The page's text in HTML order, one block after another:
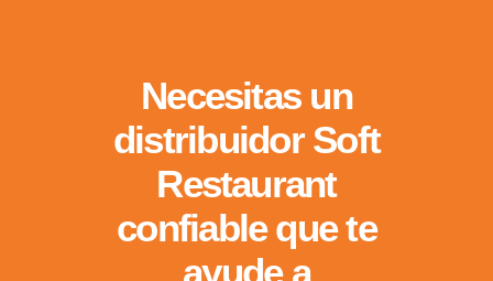
Necesitas un
distribuidor Soft
Restaurant
confiable que te
ayude a